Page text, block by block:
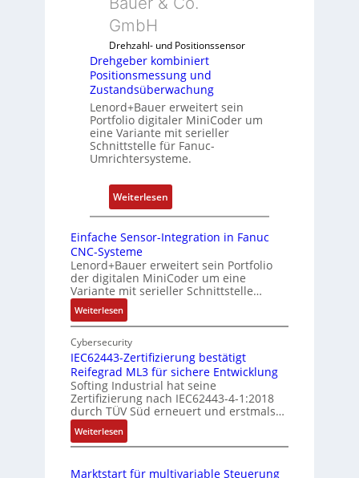
u
g
k
o
n
f
i
g
u
e
e
a
e
n
R
a
s
p
e
r
y
i
m
b
i
i
e
r
t
P
o
s
i
i
o
e
s
s
u
n
n
GmbH
Drehzahl- und Positionssensor
Drehgeber kombiniert
Positionsmessung und
Zustandsüberwachung
Lenord+Bauer erweitert sein
Portfolio digitaler MiniCoder um
eine Variante mit serieller
Schnittstelle für Fanuc-
Umrichtersysteme.
Weiterlesen:
D
h
g
e
e
k
o
m
b
n
Einfache Sensor-Integration in Fanuc
CNC-Systeme
Lenord+Bauer erweitert sein Portfolio
der digitalen MiniCoder um eine
Variante mit serieller Schnittstelle…
Weiterlesen:
E
i
n
a
c
h
e
S
Cybersecurity
IEC62443-Zertifizierung bestätigt
Reifegrad ML3 für sichere Entwicklung
Softing Industrial hat seine
Zertifizierung nach IEC62443-4-1:2018
durch TÜV Süd erneuert und erstmals…
Weiterlesen:
I
Marktstart für multivariable Steuerung